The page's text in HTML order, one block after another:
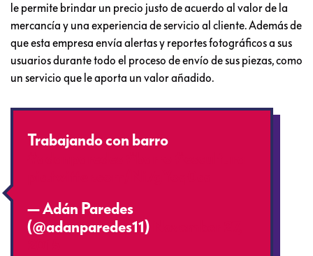
le permite brindar un precio justo de acuerdo al valor de la
mercancía y una experiencia de servicio al cliente. Además de
que esta empresa envía alertas y reportes fotográficos a sus
usuarios durante todo el proceso de envío de sus piezas, como
un servicio que le aporta un valor añadido.
Trabajando con barro
— Adán Paredes
(@adanparedes11)